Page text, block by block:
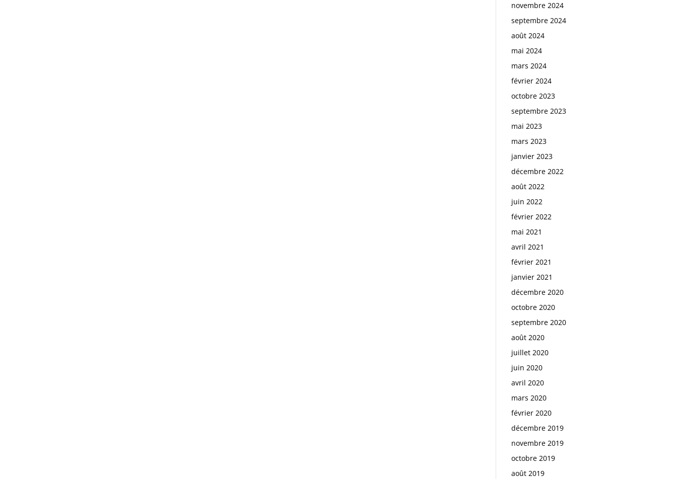
novembre 2024
septembre 2024
août 2024
mai 2024
mars 2024
février 2024
octobre 2023
septembre 2023
mai 2023
mars 2023
janvier 2023
décembre 2022
août 2022
juin 2022
février 2022
mai 2021
avril 2021
février 2021
janvier 2021
décembre 2020
octobre 2020
septembre 2020
août 2020
juillet 2020
juin 2020
avril 2020
mars 2020
février 2020
décembre 2019
novembre 2019
octobre 2019
août 2019